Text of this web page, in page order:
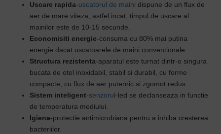
Uscare rapida-uscatorul de maini dispune de un flux de
aer de mare viteza, astfel incat, timpul de uscare al
mainilor este de 10-15 secunde.
Economisiti energie-consuma cu 80% mai putina
energie dacat uscatoarele de maini conventionale.
Structura rezistenta-aparatul este turnat dintr-o singura
bucata de otel inoxidabil, stabil si durabil, cu forme
compacte, cu flux de aer puternic si zgomot redus.
Sistem inteligent-senzorul-led se declanseaza in functie
de temperatura mediului.
Igiena-protectie antimicrobiana pentru a inhiba cresterea
bacteriilor.